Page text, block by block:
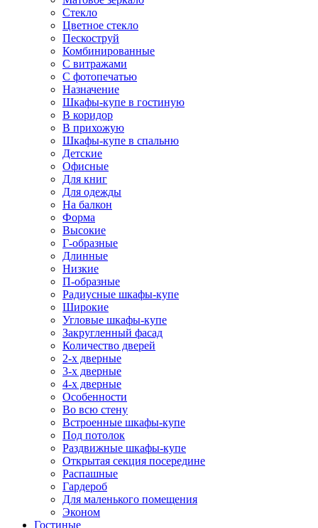
Стекло
Цветное стекло
Пескоструй
Комбинированные
С витражами
С фотопечатью
Назначение
Шкафы-купе в гостиную
В коридор
В прихожую
Шкафы-купе в спальню
Детские
Офисные
Для книг
Для одежды
На балкон
Форма
Высокие
Г-образные
Длинные
Низкие
П-образные
Радиусные шкафы-купе
Широкие
Угловые шкафы-купе
Закругленный фасад
Количество дверей
2-х дверные
3-х дверные
4-х дверные
Особенности
Во всю стену
Встроенные шкафы-купе
Под потолок
Раздвижные шкафы-купе
Открытая секция посередине
Распашные
Гардероб
Для маленького помещения
Эконом
Гостиные